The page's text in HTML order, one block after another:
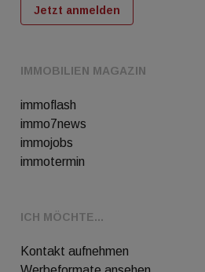
IMMOBILIEN MAGAZIN
immoflash
immo7news
immojobs
immotermin
ICH MÖCHTE...
Kontakt aufnehmen
Jetzt anmelden